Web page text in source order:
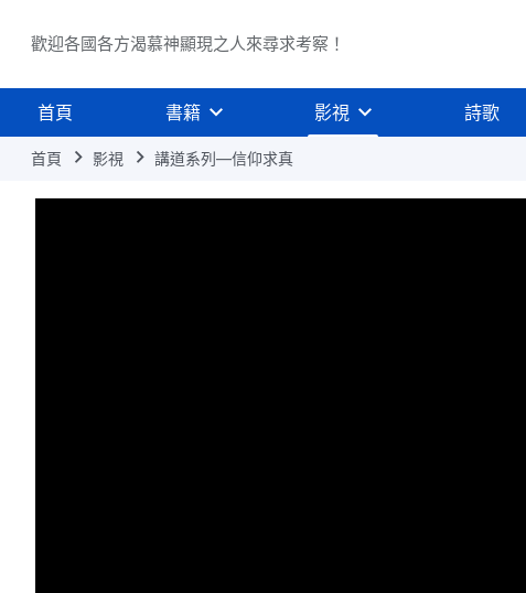
歡迎各國各方渴慕神顯現之人來尋求考察！
首頁 書籍 影視 詩歌
首頁 影視 講道系列—信仰求真